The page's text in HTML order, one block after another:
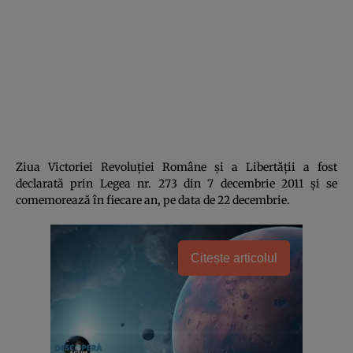
Ziua Victoriei Revoluţiei Române şi a Libertăţii a fost
declarată prin Legea nr. 273 din 7 decembrie 2011 şi se
comemorează în fiecare an, pe data de 22 decembrie.
Citește articolul